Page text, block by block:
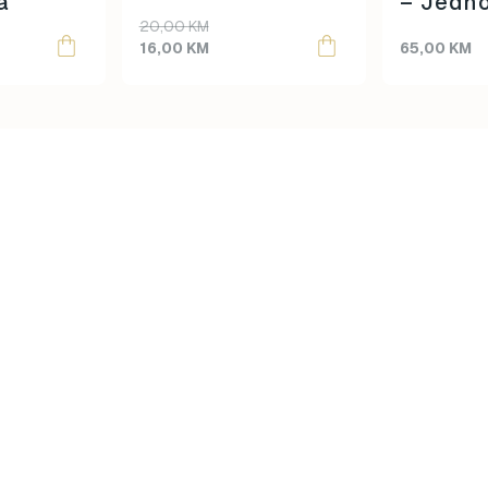
20,00KM
Original
price
16,00 KM
Current
price
65,00 KM